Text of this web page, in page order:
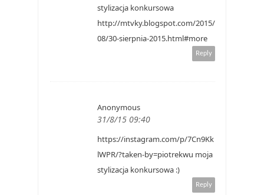
stylizacja konkursowa
http://mtvky.blogspot.com/2015/
08/30-sierpnia-2015.html#more
Reply
Anonymous
31/8/15 09:40
https://instagram.com/p/7Cn9Kk
lWPR/?taken-by=piotrekwu moja
stylizacja konkursowa :)
Reply